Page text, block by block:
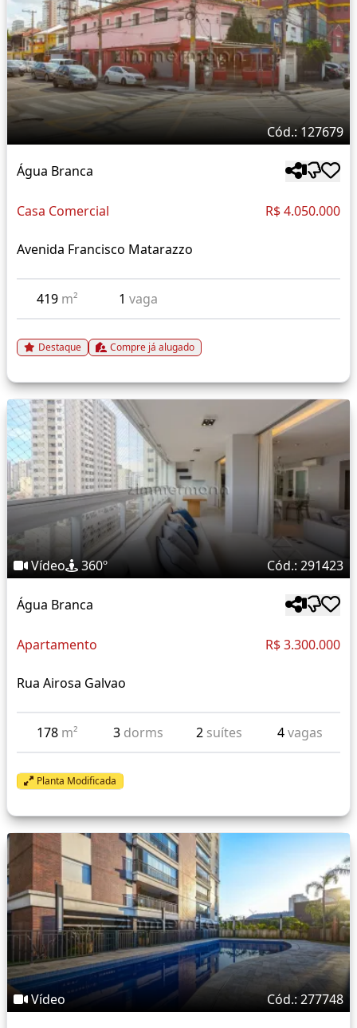
Cód.: 127679
Água Branca
Casa Comercial R$ 4.050.000
Avenida Francisco Matarazzo
419 m² 1 vaga
Destaque Compre já alugado
Vídeo 360º Cód.: 291423
Água Branca
Apartamento R$ 3.300.000
Rua Airosa Galvao
178 m² 3 dorms 2 suítes 4vagas
Planta Modificada
Vídeo Cód.: 277748